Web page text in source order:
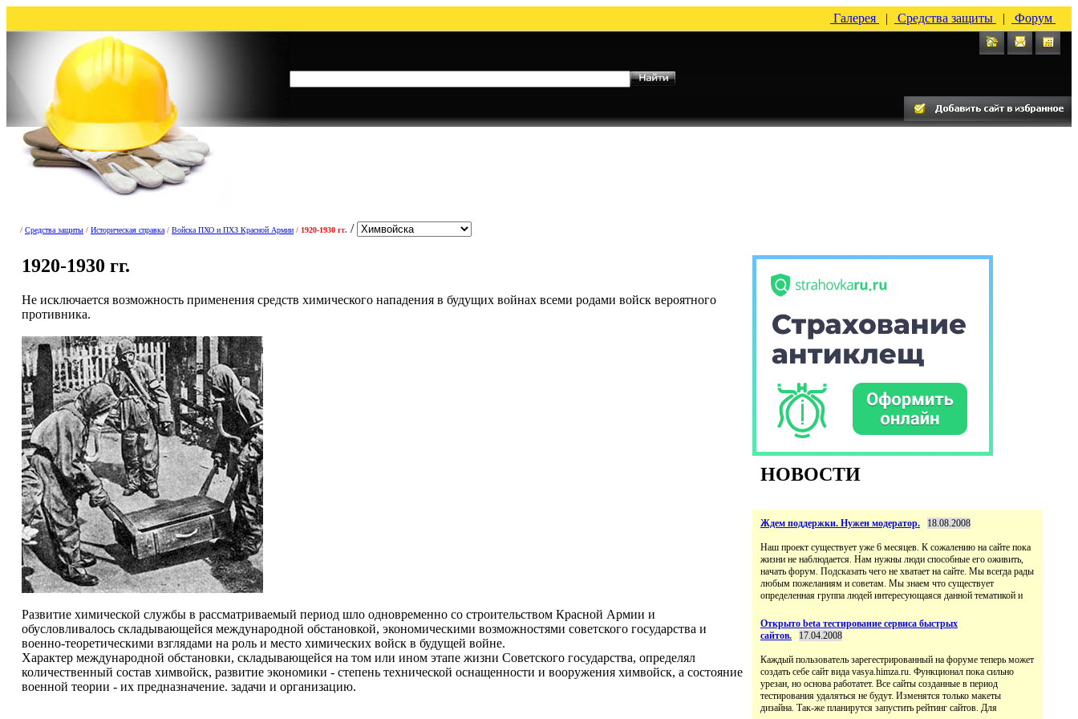
Галерея | Средства защиты | Форум
/ Средства защиты / Историческая справка / Войска ПХО и ПХЗ Красной Армии / 1920-1930 гг. /
1920-1930 гг.
Не исключается возможность применения средств химического нападения в будущих войнах всеми родами войск вероятного
противника.
Развитие химической службы в рассматриваемый период шло одновременно со строительством Красной Армии и
обусловливалось складывающейся международной обстановкой, экономическими возможностями советского государства и
военно-теоретическими взглядами на роль и место химических войск в будущей войне.
Характер международной обстановки, складывающейся на том или ином этапе жизни Советского государства, определял
количественный состав химвойск, развитие экономики - степень технической оснащенности и вооружения химвойск, а состояние
военной теории - их предназначение. задачи и организацию.
НОВОСТИ
Ждем поддержки. Нужен модератор. 18.08.2008
Наш проект существует уже 6 месяцев. К сожалению на сайте пока
жизни не наблюдается. Нам нужны люди способные его оживить,
начать форум. Подсказать чего не хватает на сайте. Мы всегда рады
любым пожеланиям и советам. Мы знаем что существует
определенная группа людей интересующаяся данной тематикой и
Открыто beta тестирование сервиса быстрых
сайтов.
17.04.2008
Каждый пользователь зарегестрированный на форуме теперь может
создать себе сайт вида vasya.himza.ru. Функционал пока сильно
урезан, но основа работатет. Все сайты созданные в период
тестирования удаляться не будут. Изменятся только макеты
дизайна. Так-же планирутся запустить рейтинг сайтов. Для